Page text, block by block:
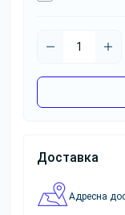
Доставка
Адресна